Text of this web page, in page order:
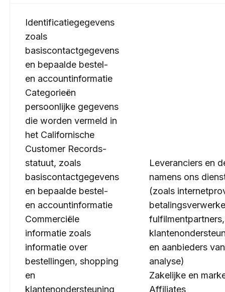
Identificatiegegevens
zoals
basiscontactgegevens
en bepaalde bestel-
en accountinformatie
Categorieën
persoonlijke gegevens
die worden vermeld in
het Californische
Customer Records-
statuut, zoals
basiscontactgegevens
en bepaalde bestel-
en accountinformatie
Commerciële
informatie zoals
informatie over
bestellingen, shopping
en
klantenondersteuning
Leveranciers en
namens ons
(zoals
fulfilmentpartners,
en aanbieders
analyse)
Zakelijke en
Affiliates